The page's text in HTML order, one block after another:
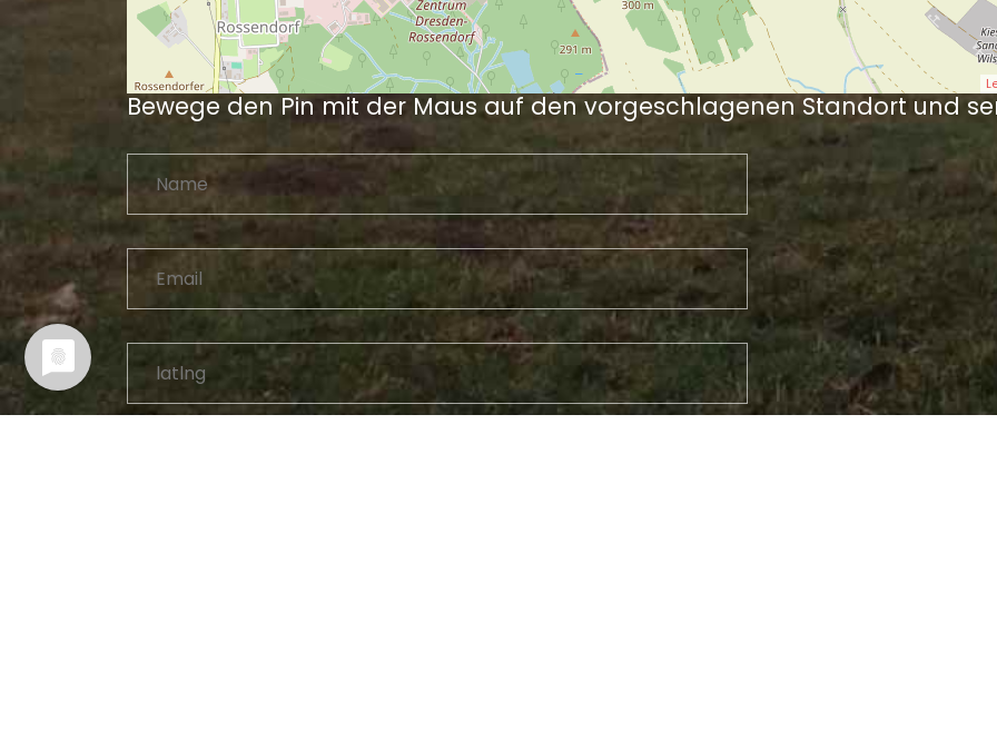
Bewege den Pin mit der Maus auf den vorgeschlagenen Standort und